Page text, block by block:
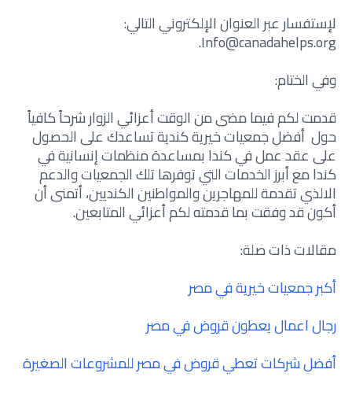
لإستفسار عبر العنوان الإلكتروني التالي:
Info@canadahelps.org.
وفي الختام:
قدمت لكم فيما مضى من الوقت أعزائي الزوار شرحاً كافياً
حول أفضل جمعيات خيرية كندية تساعدك على الحصول
على عقد عمل في كندا بمساعدةمنظمات إنسانية في
كندا مع أبرز الخدمات التي توفرها تلك الجمعيات والدعم
الالذي تقدمة للمهاجرين والمواطنين الكنديين، أتمنى أن
أكون قد وفقت بما قدمته لكم أعزائي المتابعين.
مقالات ذات صلة:
أكبر جمعيات خيرية في مصر
رجال اعمال يعطون قروض في مصر
أفضل شركات تعطي قروض في مصر للمشروعات الصغيرة